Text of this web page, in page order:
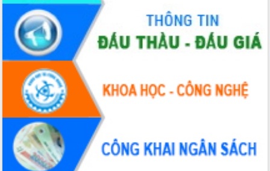
Lễ phát động chuỗi hoạt động chung
tay làm sạch môi trường
Xã Ea Kar bước chuyển mình trong
công tác cải cách hành chính mô hình
mới
UBND tỉnh họp báo định kỳ tháng 4
năm 2026
Hội thảo khoa học “Giải pháp thúc đẩy
phát triển nền kinh tế xanh tại tỉnh
Đắk Lắk”
Tăng cường giám sát, đôn đốc thực
hiện nhiệm vụ quản lý tài sản công
hàng tuần